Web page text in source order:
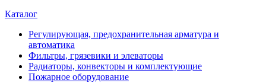
Каталог
Регулирующая, предохранительная арматура и
автоматика
Фильтры, грязевики и элеваторы
Радиаторы, конвекторы и комплектующие
Пожарное оборудование